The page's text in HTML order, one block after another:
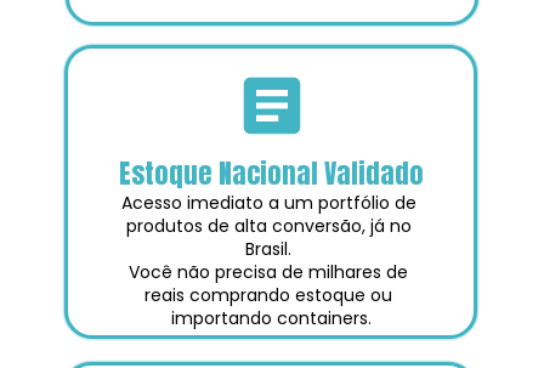
Estoque Nacional Validado
Acesso imediato a um portfólio de
produtos de alta conversão, já no
Brasil.
Você não precisa de milhares de
reais comprando estoque ou
importando containers.